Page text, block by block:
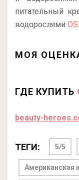
питательный
водорослями
МОЯ
ГДЕ КУПИТЬ
beauty-
ТЕГИ: 5/5
Американская